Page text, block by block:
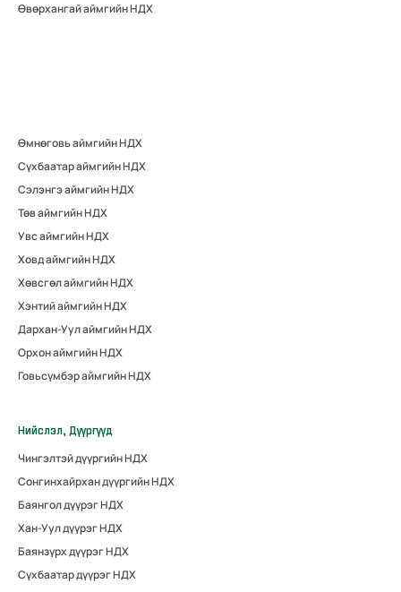
Өвөрхангай аймгийн НДХ
Өмнөговь аймгийн НДХ
Сүхбаатар аймгийн НДХ
Сэлэнгэ аймгийн НДХ
Төв аймгийн НДХ
Увс аймгийн НДХ
Ховд аймгийн НДХ
Хөвсгөл аймгийн НДХ
Хэнтий аймгийн НДХ
Дархан-Уул аймгийн НДХ
Орхон аймгийн НДХ
Говьсүмбэр аймгийн НДХ
Нийслэл, Дүүргүүд
Чингэлтэй дүүргийн НДХ
Сонгинхайрхан дүүргийн НДХ
Баянгол дүүрэг НДХ
Хан-Уул дүүрэг НДХ
Баянзүрх дүүрэг НДХ
Сүхбаатар дүүрэг НДХ